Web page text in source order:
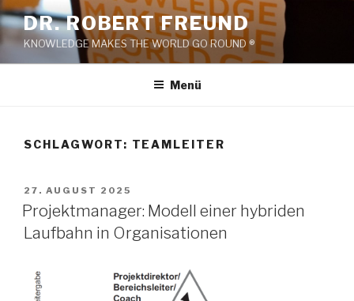
Zum
Inhalt
springen
DR. ROBERT FREUND
KNOWLEDGE MAKES THE WORLD GO ROUND ®
Menü
SCHLAGWORT: TEAMLEITER
VERÖFFENTLICHT
AM
27. AUGUST 2025
Projektmanager: Modell einer hybriden
Laufbahn in Organisationen